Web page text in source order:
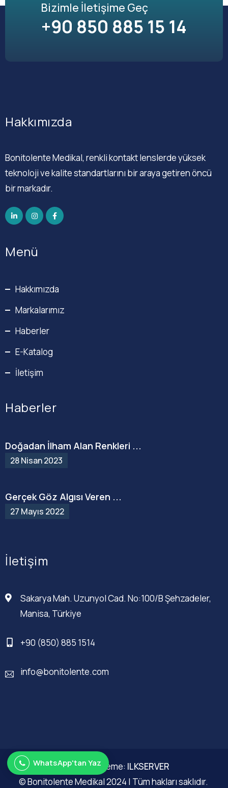
Bizimle İletişime Geç
+90 850 885 15 14
Hakkımızda
Bonitolente Medikal, renkli kontakt lenslerde yüksek
teknoloji ve kalite standartlarını bir araya getiren öncü
bir markadır.
Menü
Hakkımızda
Markalarımız
Haberler
E-Katalog
İletişim
Haberler
Doğadan İlham Alan Renkleri ...
28 Nisan 2023
Gerçek Göz Algısı Veren ...
27 Mayıs 2022
İletişim
Sakarya Mah. Uzunyol Cad. No:100/B Şehzadeler,
Manisa, Türkiye
+90 (850) 885 1514
info@bonitolente.com
Web Düzenleme: ILKSERVER
© Bonitolente Medikal 2024 | Tüm hakları saklıdır.
WhatsApp'tan Yaz